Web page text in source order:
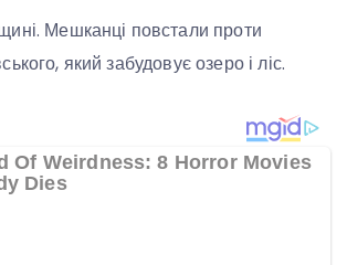
Мешканці повстали проти
який забудовує озеро і ліс.